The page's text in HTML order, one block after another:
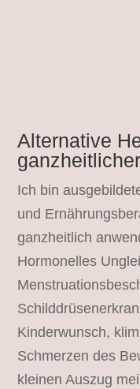
Alternative
Ich bin
und
ganzheitlich
Hormonelles
Kinderwunsch,
Schmerzen des
kleinen Auszug